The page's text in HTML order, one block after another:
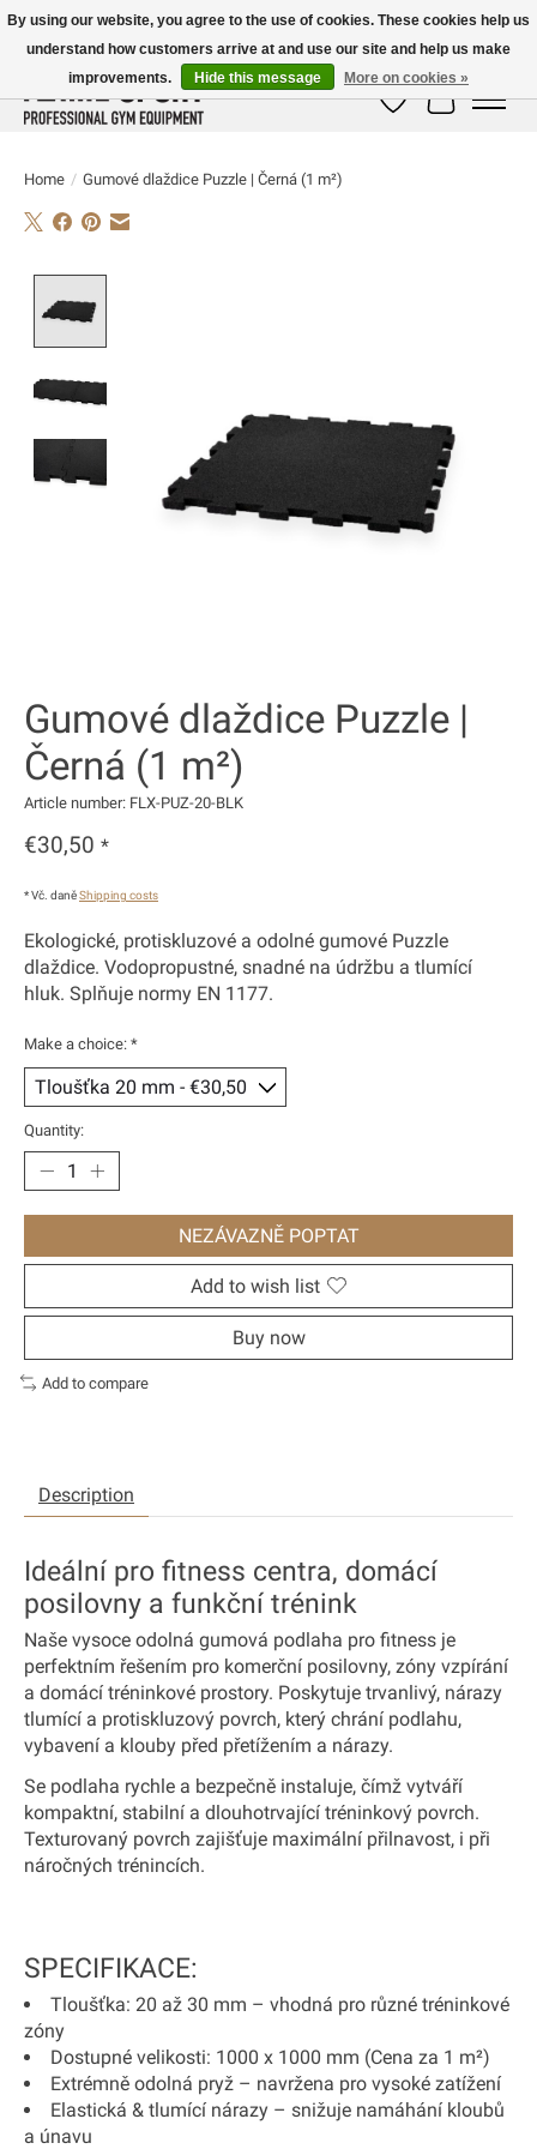
E-MAIL:info@flame-sport.deTEL.: +49 1525 9705 011
Wish ListCart
Home / Gumové dlaždice Puzzle | Černá (1 m²)
Gumové dlaždice Puzzle |
Černá (1 m²)
Article number: FLX-PUZ-20-BLK
€30,50 *
* Vč. daněShipping costs
Ekologické, protiskluzové a odolné gumové Puzzle
dlaždice. Vodopropustné, snadné na údržbu a tlumící
hluk. Splňuje normy EN 1177.
Make a choice: *
Quantity:
NEZÁVAZNĚ POPTAT
Add to wish list
Buy now
Add to compare
Description
Ideální pro fitness centra, domácí
posilovny a funkční trénink
Naše vysoce odolná gumová podlaha pro fitness je
perfektním řešením pro komerční posilovny, zóny vzpírání
a domácí tréninkové prostory. Poskytuje trvanlivý, nárazy
tlumící a protiskluzový povrch, který chrání podlahu,
vybavení a klouby před přetížením a nárazy.
Se podlaha rychle a bezpečně instaluje, čímž vytváří
kompaktní, stabilní a dlouhotrvající tréninkový povrch.
Texturovaný povrch zajišťuje maximální přilnavost, i při
náročných trénincích.
SPECIFIKACE:
Tloušťka: 20 až 30 mm – vhodná pro různé tréninkové
zóny
Dostupné velikosti: 1000 x 1000 mm (Cena za 1 m²)
Extrémně odolná pryž – navržena pro vysoké zatížení
Elastická & tlumící nárazy – snižuje namáhání kloubů
a únavu
By using our website, you agree to the use of cookies. These cookies help us
understand how customers arrive at and use our site and help us make
improvements.
Hide this message More on cookies »